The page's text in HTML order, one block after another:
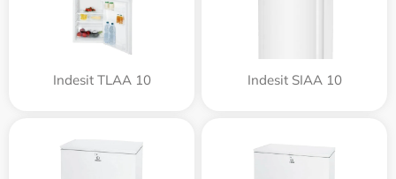
Indesit TLAA 10 Indesit SIAA 10